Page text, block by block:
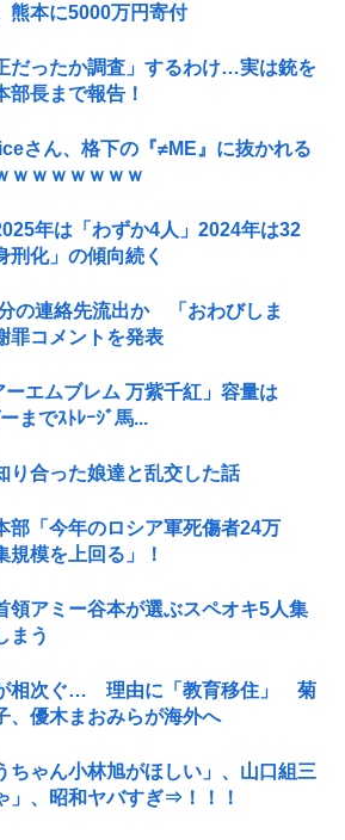
熊本に5000万円寄付
だったか調査」するわけ…実は銃を
部長まで報告！
さん、格下の『≠ME』に抜かれる
ｗｗｗｗｗｗｗ
年は「わずか4人」2024年は32
化」の傾向続く
の連絡先流出か 「おわびしま
罪コメントを発表
エムブレム 万紫千紅」容量は
までｽﾄﾚｰｼﾞ馬...
り合った娘達と乱交した話
部「今年のロシア軍死傷者24万
模を上回る」！
領アミー谷本が選ぶスペオキ5人集
まう
相次ぐ… 理由に「教育移住」 菊
、優木まおみらが海外へ
ちゃん小林旭がほしい」、山口組三
」、昭和ヤバすぎ⇒！！！